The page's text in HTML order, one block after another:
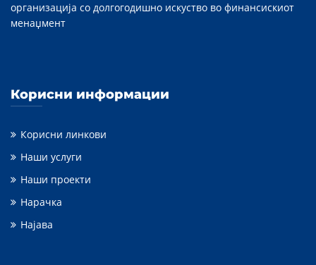
организација со долгогодишно искуство во финансискиот
менаџмент
Корисни информации
Корисни линкови
Наши услуги
Наши проекти
Нарачка
Најава